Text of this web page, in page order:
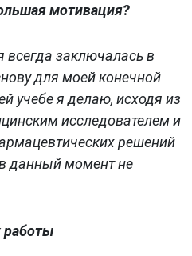
мотивация?
заключалась в
для моей конечной
учебе я делаю, исходя из
исследователем и
решений
данный момент не
работы